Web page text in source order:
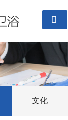

文化